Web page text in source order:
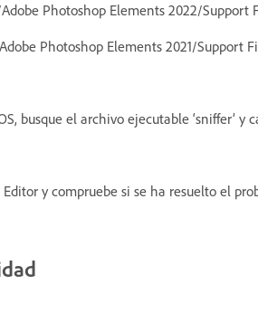
Photoshop Elements 2022/
Photoshop Elements 2021/Support
busque el archivo ejecutable ‘sniffer’ y
y compruebe si se ha resuelto el